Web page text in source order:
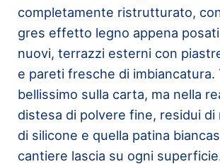
completamente ristrutturato,
gres effetto legno appena
nuovi, terrazzi esterni con
e pareti fresche di imbiancatura.
bellissimo sulla carta, ma nella
distesa di polvere fine, residui di
di silicone e quella patina
cantiere lascia su ogni